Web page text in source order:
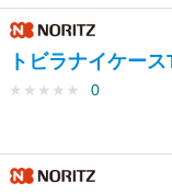
トビラナイケー
★ ★ ★ ★ ★ 0